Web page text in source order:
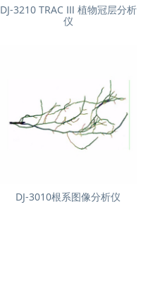
DJ-3210 TRAC Ⅲ 植物冠层分析
仪
DJ-3010根系图像分析仪